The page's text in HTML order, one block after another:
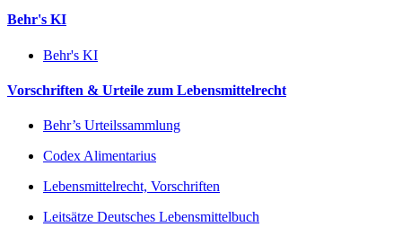
Behr's KI
Behr's KI
Vorschriften & Urteile zum Lebensmittelrecht
Behr’s Urteilssammlung
Codex Alimentarius
Lebensmittelrecht, Vorschriften
Leitsätze Deutsches Lebensmittelbuch